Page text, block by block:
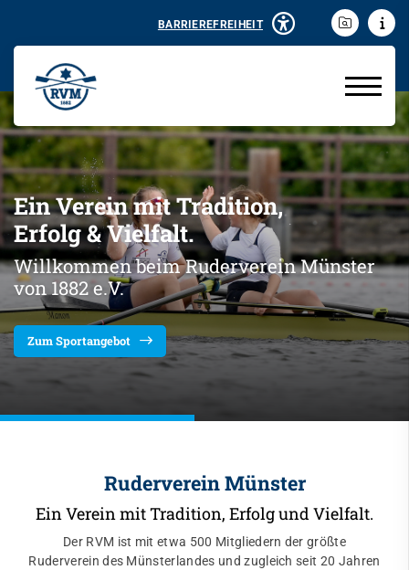
BARRIEREFREIHEIT
Ein Verein mit Tradition,
Erfolg & Vielfalt.
Willkommen beim Ruderverein Münster
von 1882 e.V.
Zum Sportangebot
Ruderverein Münster
Ein Verein mit Tradition, Erfolg und Vielfalt.
Der RVM ist mit etwa 500 Mitgliedern der größte
Ruderverein des Münsterlandes und zugleich seit 20 Jahren